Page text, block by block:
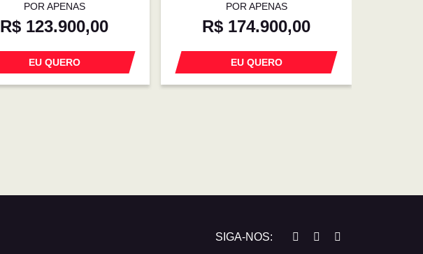
POR APENAS
R$ 123.900,00
EU QUERO
POR APENAS
R$ 174.900,00
EU QUERO
SIGA-NOS: